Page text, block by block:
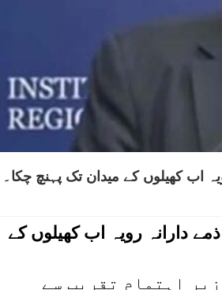
اب کھیلوں کے میدان تک پہنچ چکا۔
دارانہ رویہ اب کھیلوں کے
اہتمام تقریب سے